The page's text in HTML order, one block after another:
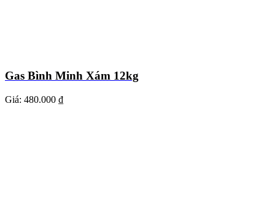
Gas Bình Minh Xám 12kg
Giá: 480.000 ₫